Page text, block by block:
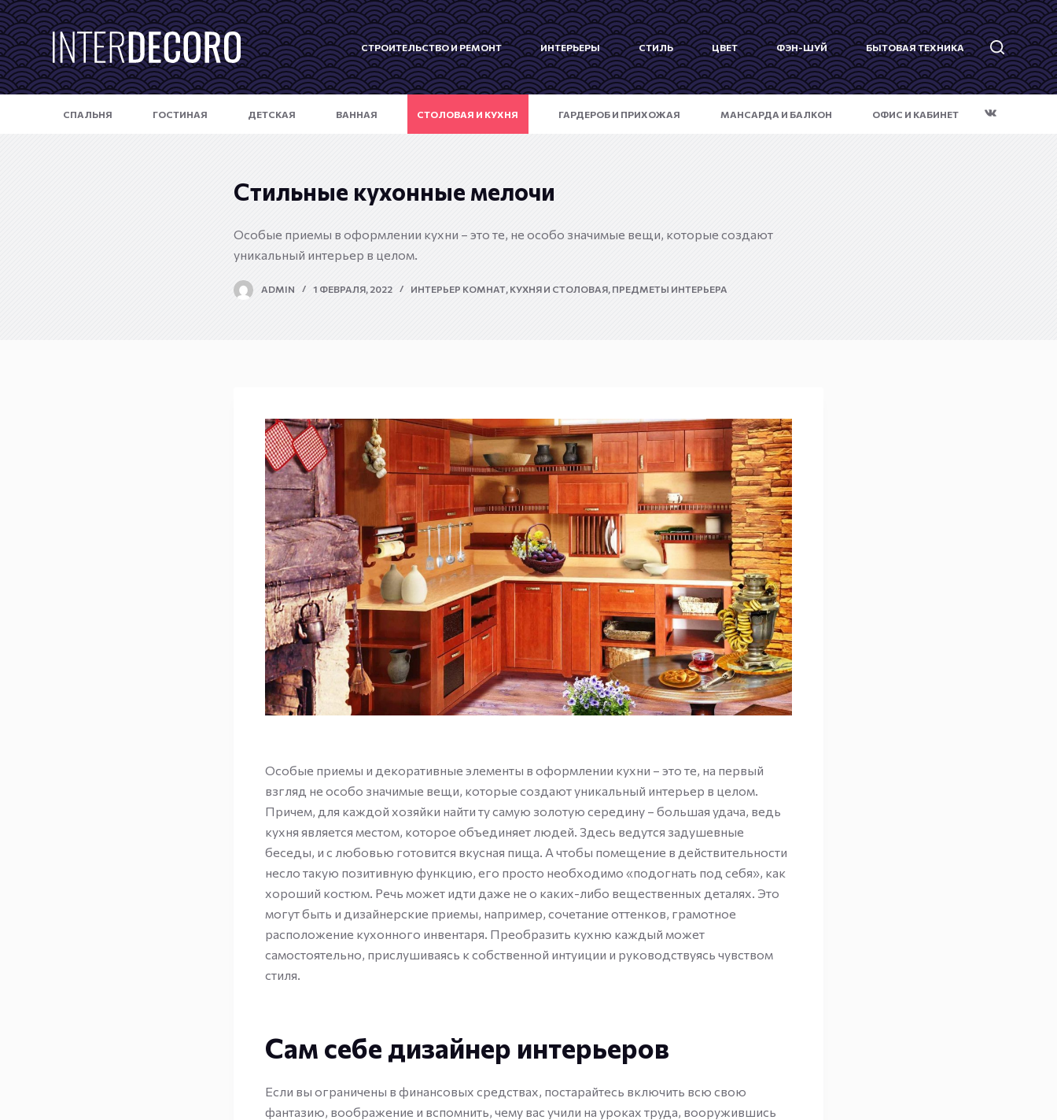
П
е
р
е
й
СТРОИТЕЛЬСТВО И РЕМОНТ ИНТЕРЬЕРЫ СТИЛЬ ЦВЕТ ФЭН-ШУЙ БЫТОВАЯ ТЕХНИКА
СПАЛЬНЯ ГОСТИНАЯ ДЕТСКАЯ ВАННАЯ СТОЛОВАЯ И КУХНЯ ГАРДЕРОБ И ПРИХОЖАЯ МАНСАРДА И БАЛКОН ОФИС И КАБИНЕТ
Стильные кухонные мелочи
Особые приемы в оформлении кухни – это те, не особо значимые вещи, которые создают
уникальный интерьер в целом.
ADMIN 1 ФЕВРАЛЯ, 2022 ИНТЕРЬЕР КОМНАТ, КУХНЯ И СТОЛОВАЯ, ПРЕДМЕТЫ ИНТЕРЬЕРА
Особые приемы и декоративные элементы в оформлении кухни – это те, на первый
взгляд не особо значимые вещи, которые создают уникальный интерьер в целом.
Причем, для каждой хозяйки найти ту самую золотую середину – большая удача, ведь
кухня является местом, которое объединяет людей. Здесь ведутся задушевные
беседы, и с любовью готовится вкусная пища. А чтобы помещение в действительности
несло такую позитивную функцию, его просто необходимо «подогнать под себя», как
хороший костюм. Речь может идти даже не о каких-либо вещественных деталях. Это
могут быть и дизайнерские приемы, например, сочетание оттенков, грамотное
расположение кухонного инвентаря. Преобразить кухню каждый может
самостоятельно, прислушиваясь к собственной интуиции и руководствуясь чувством
стиля.
Сам себе дизайнер интерьеров
Если вы ограничены в финансовых средствах, постарайтесь включить всю свою
фантазию, воображение и вспомнить, чему вас учили на уроках труда, вооружившись